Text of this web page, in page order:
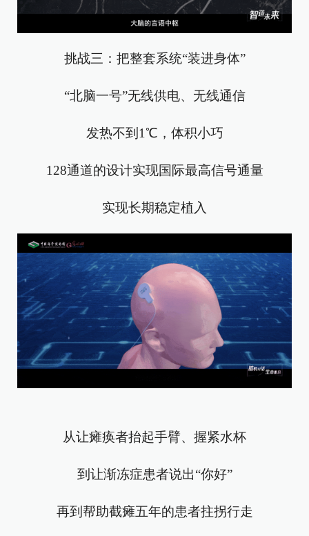
挑战三：把整套系统“装进身体”
“北脑一号”无线供电、无线通信
发热不到1℃，体积小巧
128通道的设计实现国际最高信号通量
实现长期稳定植入
从让瘫痪者抬起手臂、握紧水杯
到让渐冻症患者说出“你好”
再到帮助截瘫五年的患者拄拐行走